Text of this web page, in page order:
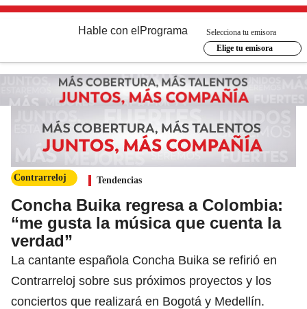
Hable con el Programa
Selecciona tu emisora
Elige tu emisora
Contrarreloj Tendencias
Concha Buika regresa a Colombia:
“me gusta la música que cuenta la
verdad”
La cantante española Concha Buika se refirió en
Contrarreloj sobre sus próximos proyectos y los
conciertos que realizará en Bogotá y Medellín.